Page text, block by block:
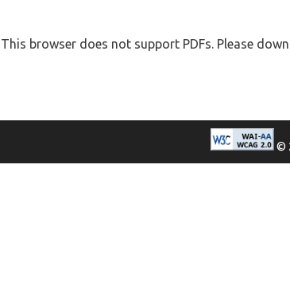
This browser does not support PDFs. Please
©